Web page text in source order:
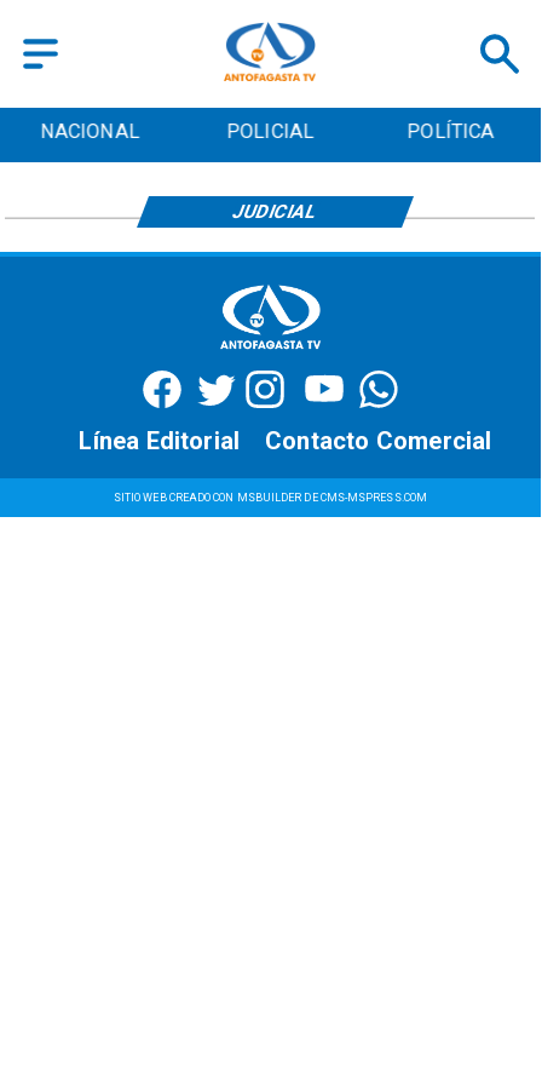
NACIONAL POLICIAL POLÍTICA
JUDICIAL
SITIO WEB CREADO CON MSBUILDER DE CMS-MSPRESS.COM
Contacto Comercial
Línea Editorial